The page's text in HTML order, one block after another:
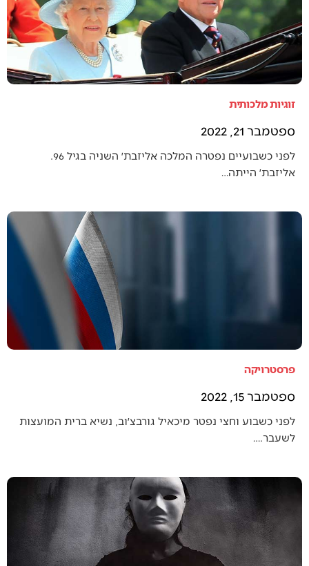
זוגיות מלכותית
ספטמבר 21, 2022
לפני כשבועיים נפטרה המלכה אליזבת׳ השניה בגיל 96.
אליזבת׳ הייתה…
פרסטרויקה
ספטמבר 15, 2022
לפני כשבוע וחצי נפטר מיכאיל גורבצ׳וב, נשיא ברית המועצות
לשעבר.…